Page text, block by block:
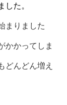
した。
まりました
かかってしま
どんどん増え